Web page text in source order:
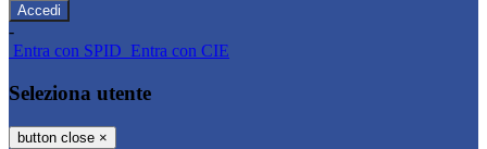
-
Entra con SPID Entra con CIE
Seleziona utente
button close ×